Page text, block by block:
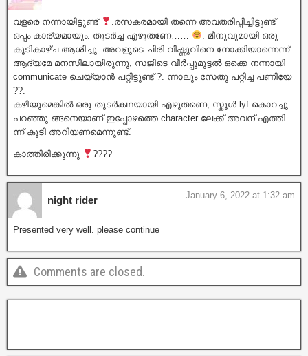
വളരെ നന്നായിട്ടുണ്ട്
.രസകരമായി തന്നെ അവതരിപ്പിച്ചിട്ടുണ്ട്
ഒപ്പം കാര്യമായും. തുടർച്ച എഴുതണേ……
. മീനുവുമായി ഒരു
കൂടികാഴ്ച ആശിച്ചു. അവളുടെ ചിരി വിഷ്ണുവിനെ നോക്കിയാന്നെന്ന്
ആദ്യമേ മനസിലായിരുന്നു, സജിടെ വീർപ്പുമുട്ടൽ ഒക്കെ നന്നായി
communicate ചെയ്യാൻ പറ്റിട്ടുണ്ട് ?. ന്നാലും സേതു പറ്റിച്ച പണിയേ
??.
കഴിയുമെങ്കിൽ ഒരു തുടർകഥയായി എഴുതണെ, സ്കൂൾ lyf കൊറച്ചു
പറഞ്ഞു ങ്ങനെയാണ് ഇപ്പോഴത്തെ character ലേക്ക് അവന് എത്തി
ന്ന് കൂടി അറിയണമെന്നുണ്ട്.
കാത്തിരിക്കുന്നു ????
night rider January 6, 2022 at 1:32 am
Presented very well. please continue
Comments are closed.